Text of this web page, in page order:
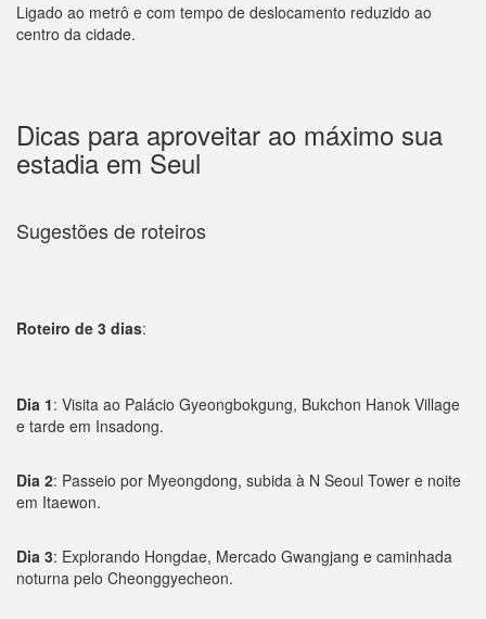
Ligado ao metrô e com tempo de deslocamento reduzido ao
centro da cidade.
Dicas para aproveitar ao máximo sua
estadia em Seul
Sugestões de roteiros
Roteiro de 3 dias:
Dia 1: Visita ao Palácio Gyeongbokgung, Bukchon Hanok Village
e tarde em Insadong.
Dia 2: Passeio por Myeongdong, subida à N Seoul Tower e noite
em Itaewon.
Dia 3: Explorando Hongdae, Mercado Gwangjang e caminhada
noturna pelo Cheonggyecheon.